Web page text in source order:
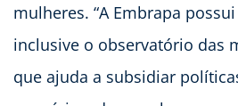
mulheres. “A Embrapa
inclusive o observatório das
que ajuda a subsidiar